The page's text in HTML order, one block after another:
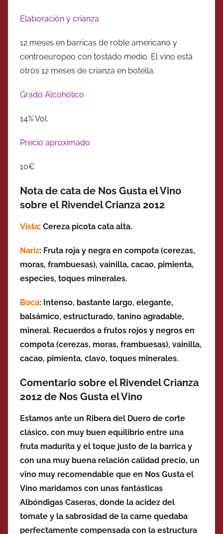
Elaboración y crianza
12 meses en barricas de roble americano y
centroeuropeo con tostado medio. El vino está
otros 12 meses de crianza en botella.
Grado Alcohólico
14% Vol.
Precio aproximado
10€
Nota de cata de Nos Gusta el Vino
sobre el Rivendel Crianza 2012
Vista: Cereza picota cata alta.
Nariz: Fruta roja y negra en compota (cerezas,
moras, frambuesas), vainilla, cacao, pimienta,
especies, toques minerales.
Boca: Intenso, bastante largo, elegante,
balsámico, estructurado, tanino agradable,
mineral. Recuerdos a frutos rojos y negros en
compota (cerezas, moras, frambuesas), vainilla,
cacao, pimienta, clavo, toques minerales.
Comentario sobre el Rivendel Crianza
2012 de Nos Gusta el Vino
Estamos ante un Ribera del Duero de corte
clásico, con muy buen equilibrio entre una
fruta madurita y el toque justo de la barrica y
con una muy buena relación calidad precio, un
vino muy recomendable que en Nos Gusta el
Vino maridamos con unas fantásticas
Albóndigas Caseras, donde la acidez del
tomate y la sabrosidad de la carne quedaba
perfectamente compensada con la estructura